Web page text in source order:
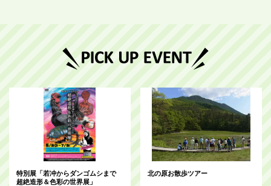
特別展「若冲からダンゴムシまで
超絶造形＆色彩の世界展」
北の原お散歩ツアー